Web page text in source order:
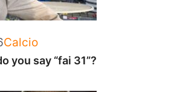
Categorie
Calcio
you say “fai 31”?